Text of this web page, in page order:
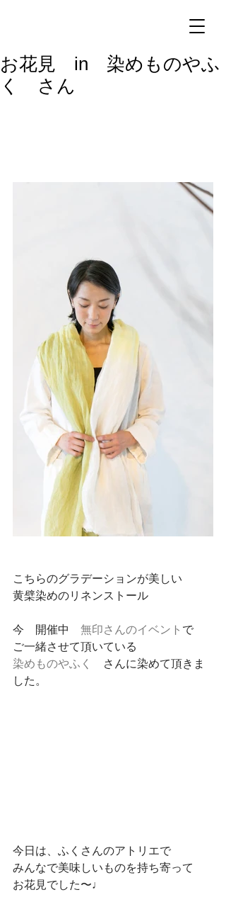
お花見 in 染めものやふ
く さん
こちらのグラデーションが美しい
黄檗染めのリネンストール
今　開催中 無印さんのイベント で
ご一緒させて頂いている
染めものやふく
さんに染めて頂きま
した。
今日は、ふくさんのアトリエで
みんなで美味しいものを持ち寄って
お花見でした〜♩